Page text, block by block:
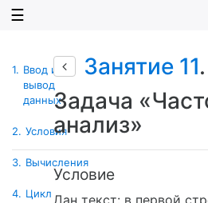
☰
1. Ввод и
вывод
данных
2. Условия
3. Вычисления
4. Цикл
Занятие 11
Задача
анализ»
Условие
Дан текст: в первой